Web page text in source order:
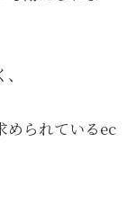
められているec